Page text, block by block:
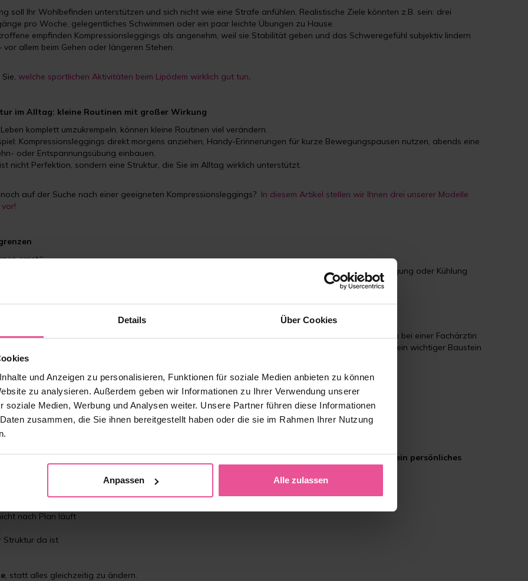
Details Über Cookies
und Anzeigen zu personalisieren, Funktionen für soziale Medien anbieten zu können
zu analysieren. Außerdem geben wir Informationen zu Ihrer Verwendung unserer
soziale Medien, Werbung und Analysen weiter. Unsere Partner führen diese Informationen
zusammen, die Sie ihnen bereitgestellt haben oder die sie im Rahmen Ihrer Nutzung
Anpassen Alle zulassen
soll Ihr Wohlbefinden unterstützen und sich nicht wie eine Strafe anfühlen. Realistische Ziele könnten z.B. sein: drei
pro Woche, gelegentliches Schwimmen oder ein paar leichte Übungen zu Hause.
empfinden Kompressionsleggings als angenehm, weil sie Stabilität geben und das Schweregefühl subjektiv lindern
vor allem beim Gehen oder längeren Stehen.
welche sportlichen Aktivitäten beim Lipödem wirklich gut tun.
im Alltag: kleine Routinen mit großer Wirkung
komplett umzukrempeln, können kleine Routinen viel verändern.
Kompressionsleggings direkt morgens anziehen, Handy-Erinnerungen für kurze Bewegungspausen nutzen, abends eine
oder Entspannungsübung einbauen.
nicht Perfektion, sondern eine Struktur, die Sie im Alltag wirklich unterstützt.
auf der Suche nach einer geeigneten Kompressionsleggings? In diesem Artikel stellen wir Ihnen drei unserer Modelle
ernst.“
Sie, dass nicht jeder Tag gleich ist. Nach anstrengenden Phasen können Hochlagern, leichte Bewegung oder Kühlung
ärztlichen Rat einzuholen, nicht „noch mehr durchzuhalten“.
schaffen
passt für Sie eine Selbsthilfegruppe, ein Austausch in seriösen Online-Communities oder ein Termin bei einer Fachärztin
für den Alltag oder postoperative Kompressionswäsche nach Eingriffen – kann dabei ein wichtiger Baustein
beim Lipödem.
mit sich selbst bleiben
Wanken – besonders, wenn Schmerzen, Erschöpfung oder emotionale Tiefs dazukommen. Das istkein persönliches
nach Plan läuft
Struktur da ist
, statt alles gleichzeitig zu ändern.